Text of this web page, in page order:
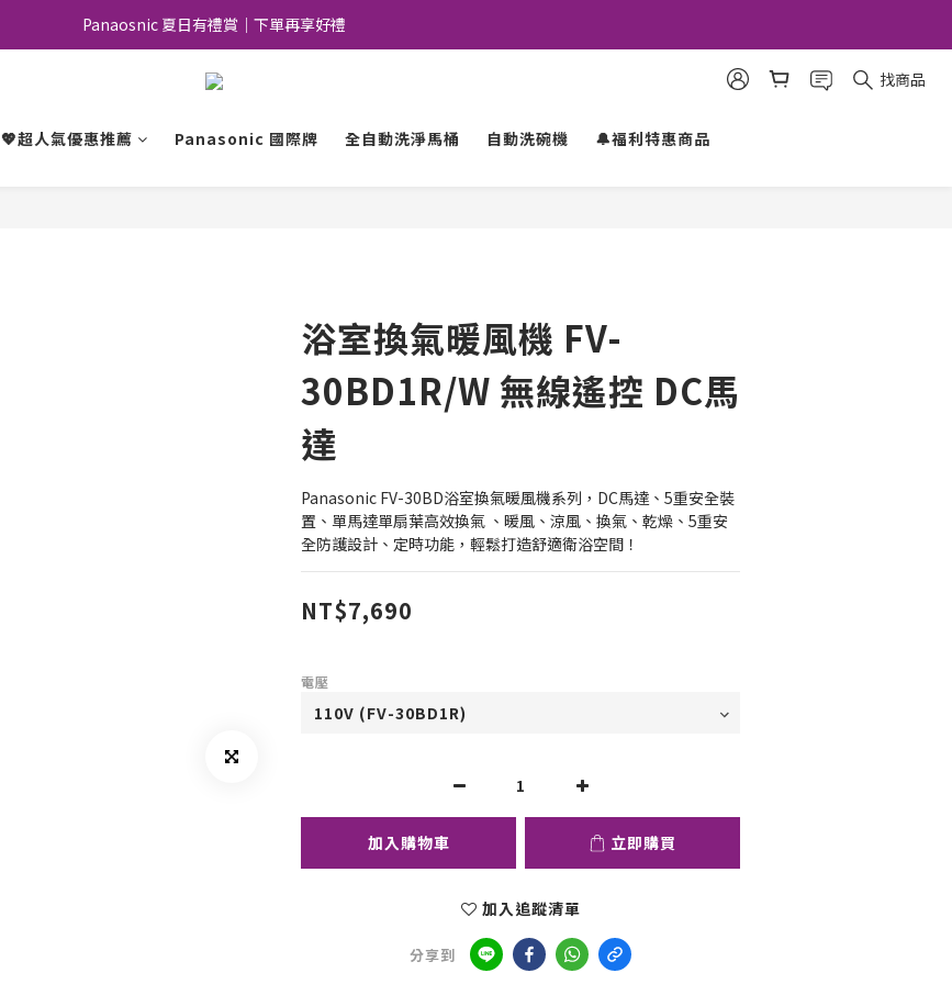
加入會員｜好康優惠不錯過
Panaosnic 夏日有禮賞｜下單再享好禮
加入會員｜好康優惠不錯過 找商品
💖超人氣優惠推薦 Panasonic 國際牌 全自動洗淨馬桶 自動洗碗機 🔔福利特惠商品
浴室換氣暖風機 FV-
30BD1R/W 無線遙控 DC馬
達
Panasonic FV-30BD浴室換氣暖風機系列，DC馬達、5重安全裝
置、單馬達單扇葉高效換氣 、暖風、涼風、換氣、乾燥、5重安
全防護設計、定時功能，輕鬆打造舒適衛浴空間！
NT$7,690
電壓
加入購物車 立即購買
加入追蹤清單
分享到